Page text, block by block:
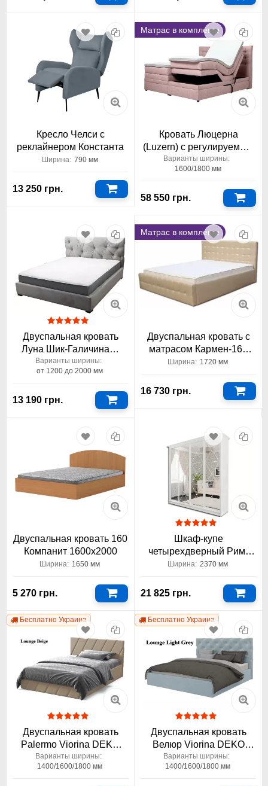
Кресло Челси с
реклайнером Константа
Ширина: 790 мм
13 250 грн.
Матрас в комплекте
Кровать Люцерна
(Luzern) с регулируемым
наклоном Константа
Варианты ширины:
1600/1800 мм
58 550 грн.
Двуспальная кровать
Луна Шик-Галичина™
1200-2000
Варианты ширины:
от 1200 до 2000 мм
13 190 грн.
Матрас в комплекте
Двуспальная кровать с
матрасом Кармен-160
Вика™
Ширина: 1720 мм
16 730 грн.
Двуспальная кровать 160
Компанит 1600x2000
Ширина: 1650 мм
5 270 грн.
Шкаф-купе
четырехдверный Рим-
Венециано Вип-Мастер
Ширина: 2370 мм
21 825 грн.
Бесплатно Украина
Двуспальная кровать
Palermo Viorina DEKO
Палермо
1400/1600/1800x2000
Варианты ширины:
1400/1600/1800 мм
Бесплатно Украина
Двуспальная кровать
Велюр Viorina DEKO
1400/1600/1800x2000
Варианты ширины:
1400/1600/1800 мм